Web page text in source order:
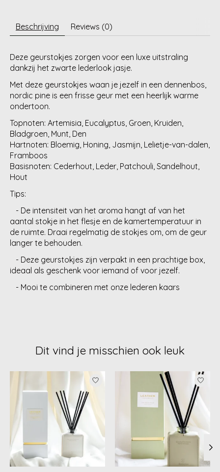
Beschrijving Reviews (0)
Deze geurstokjes zorgen voor een luxe uitstraling
dankzij het zwarte lederlook jasje.
Met deze geurstokjes waan je jezelf in een dennenbos,
nordic pine is een frisse geur met een heerlijk warme
ondertoon.
Topnoten: Artemisia, Eucalyptus, Groen, Kruiden,
Bladgroen, Munt, Den
Hartnoten: Bloemig, Honing, Jasmijn, Lelietje-van-dalen,
Framboos
Basisnoten: Cederhout, Leder, Patchouli, Sandelhout,
Hout
Tips:
- De intensiteit van het aroma hangt af van het
aantal stokje in het flesje en de kamertemperatuur in
de ruimte. Draai regelmatig de stokjes om, om de geur
langer te behouden.
- Deze geurstokjes zijn verpakt in een prachtige box,
ideaal als geschenk voor iemand of voor jezelf.
- Mooi te combineren met onze lederen kaars
Dit vind je misschien ook leuk
Items van productcarrousel